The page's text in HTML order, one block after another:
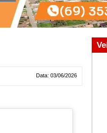
Data: 03/06/2026